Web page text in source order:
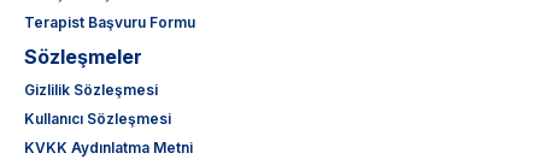
Terapist Başvuru Formu
Sözleşmeler
Gizlilik Sözleşmesi
Kullanıcı Sözleşmesi
KVKK Aydınlatma Metni